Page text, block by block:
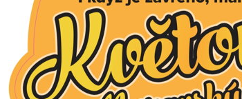
Alternativní produkty
Třapatkovka nachová `LTD